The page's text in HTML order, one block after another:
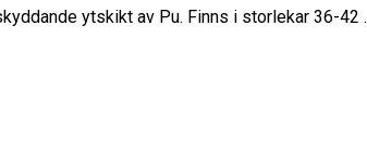
ytskikt av Pu. Finns i storlekar 36-42 .